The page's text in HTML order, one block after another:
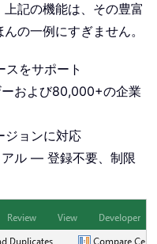
記の機能は、その豊富
の一例にすぎません。
をサポート
および80,000+の企業
ジョンに対応
ル — 登録不要、制限